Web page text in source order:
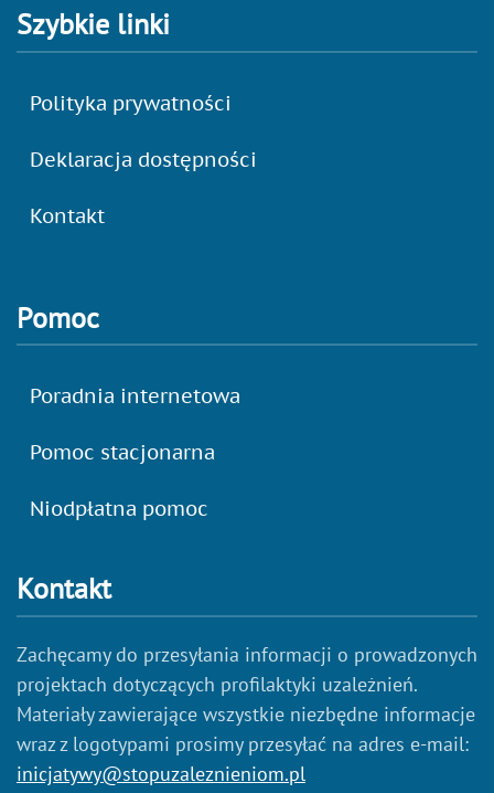
Szybkie linki
Polityka prywatności
Deklaracja dostępności
Kontakt
Pomoc
Poradnia internetowa
Pomoc stacjonarna
Niodpłatna pomoc
Kontakt
Zachęcamy do przesyłania informacji o prowadzonych
projektach dotyczących profilaktyki uzależnień.
Materiały zawierające wszystkie niezbędne informacje
wraz z logotypami prosimy przesyłać na adres e-mail:
inicjatywy@stopuzaleznieniom.pl